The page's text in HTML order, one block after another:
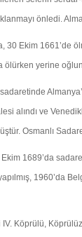
önledi.
30 Ekim 1661’de
ölürken yerine
sadaretinde
alındı ve
Osmanlı
Ekim 1689’da
1960’da
Köprülü,